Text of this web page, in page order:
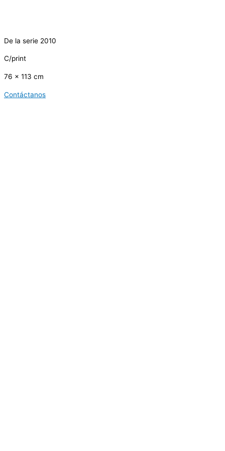
De la serie 2010
C/print
76 x 113 cm
Contáctanos